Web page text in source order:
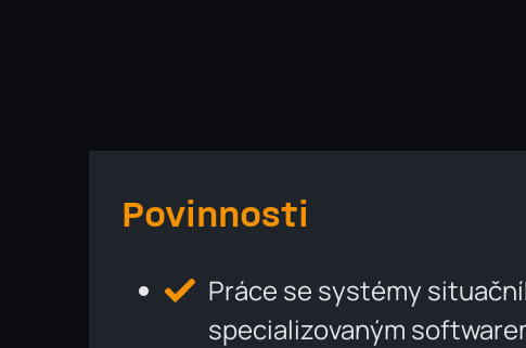
Povinnosti
Práce se systémy
specializovaným